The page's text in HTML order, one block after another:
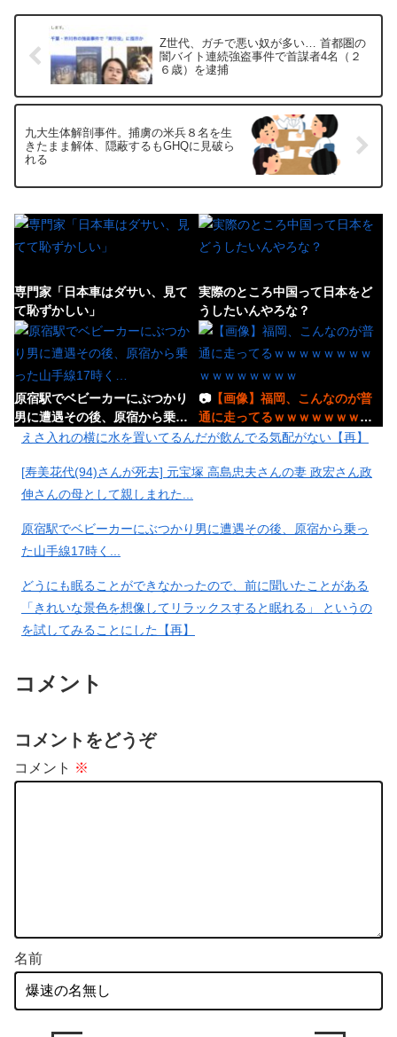
Z世代、ガチで悪い奴が多い… 首都圏の
闇バイト連続強盗事件で首謀者4名（２
６歳）を逮捕
九大生体解剖事件。捕虜の米兵８名を生
きたまま解体、隠蔽するもGHQに見破ら
れる
専門家「日本車はダサい、見て
て恥ずかしい」
実際のところ中国って日本をど
うしたいんやろな？
原宿駅でベビーカーにぶつかり
男に遭遇その後、原宿から乗っ
た山手線17時く…
📷【画像】福岡、こんなのが普
通に走ってるｗｗｗｗｗｗｗｗ
ｗｗｗｗｗｗｗｗ
黒トリアージの人が「どうして
私を助けてくれないの！？」っ
て訴えかけて来た…
各国と比べて優秀過ぎると話題
外が騒がしいので見てみると、
繁華街のど真ん中で男が女性を
ウォシュレットって母親から
に発芽させたアボカドは露地栽
えさ入れの横に水を置いてるんだが飲んでる気配がない【再】
[寿美花代(94)さんが死去] 元宝塚 高島忠夫さんの妻 政宏さん政
伸さんの母として親しまれた...
原宿駅でベビーカーにぶつかり男に遭遇その後、原宿から乗っ
た山手線17時く...
どうにも眠ることができなかったので、前に聞いたことがある
「きれいな景色を想像してリラックスすると眠れる」 というの
を試してみることにした【再】
視聴率は13.5％
コメント
コメントをどうぞ
コメント ※
名前